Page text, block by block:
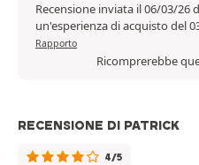
Recensione inviata il 06/03/26
un'esperienza di acquisto del
Rapporto
Ricomprerebbe
RECENSIONE DI PATRICK
4/5